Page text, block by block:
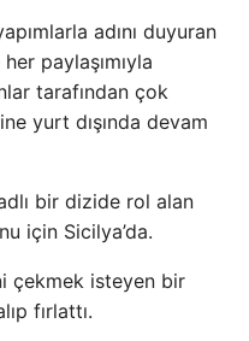
adını duyuran
paylaşımıyla
tarafından çok
yurt dışında devam
bir dizide rol alan
için Sicilya’da.
çekmek isteyen bir
fırlattı.